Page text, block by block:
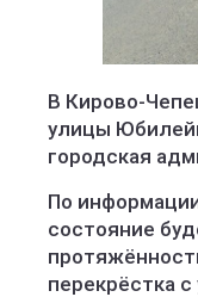
В Кирово-
улицы
городская
По
состояние
перекрёстка